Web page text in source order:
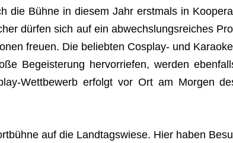
die Bühne in die­sem Jahr erst­mals in
dür­fen sich auf ein abwechs­lungs­rei­ches
freuen. Die belieb­ten Cos­play- und
Begeis­te­rung her­vor­rie­fen, wer­den
Wett­be­werb erfolgt vor Ort am Mor­gen
auf die Land­tags­wiese. Hier haben